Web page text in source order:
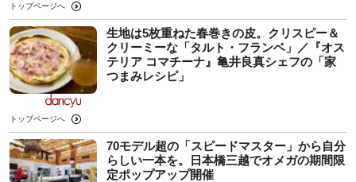
トップページへ
生地は5枚重ねた春巻きの皮。クリスピー＆
クリーミーな「タルト・フランベ」／『オス
テリア コマチーナ』亀井良真シェフの「家
つまみレシピ」
トップページへ
70モデル超の「スピードマスター」から自分
らしい一本を。日本橋三越でオメガの期間限
定ポップアップ開催